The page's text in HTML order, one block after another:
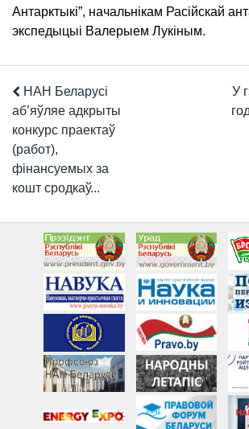
Антарктыкі”, начальнікам Расійскай
экспедыцыі Валерыем Лукіным.
НАН Беларусі
аб’яўляе адкрыты
конкурс праектаў
(работ),
фінансуемых за
кошт сродкаў...
У